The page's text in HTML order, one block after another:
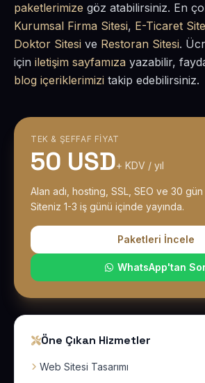
paketlerimize göz atabilirsiniz. En
Kurumsal Firma Sitesi, E-Ticaret
Doktor Sitesi ve Restoran Sitesi.
için iletişim sayfamıza yazabilir,
blog içeriklerimizi takip edebilirsiniz.
TEK & ŞEFFAF FIYAT
50 USD+ KDV / yıl
Alan adı, hosting, SSL, SEO ve 30
Siteniz 1-3 iş günü içinde yayında.
Paketleri İncele
WhatsApp'tan
Öne Çıkan Hizmetler
Web Sitesi Tasarımı